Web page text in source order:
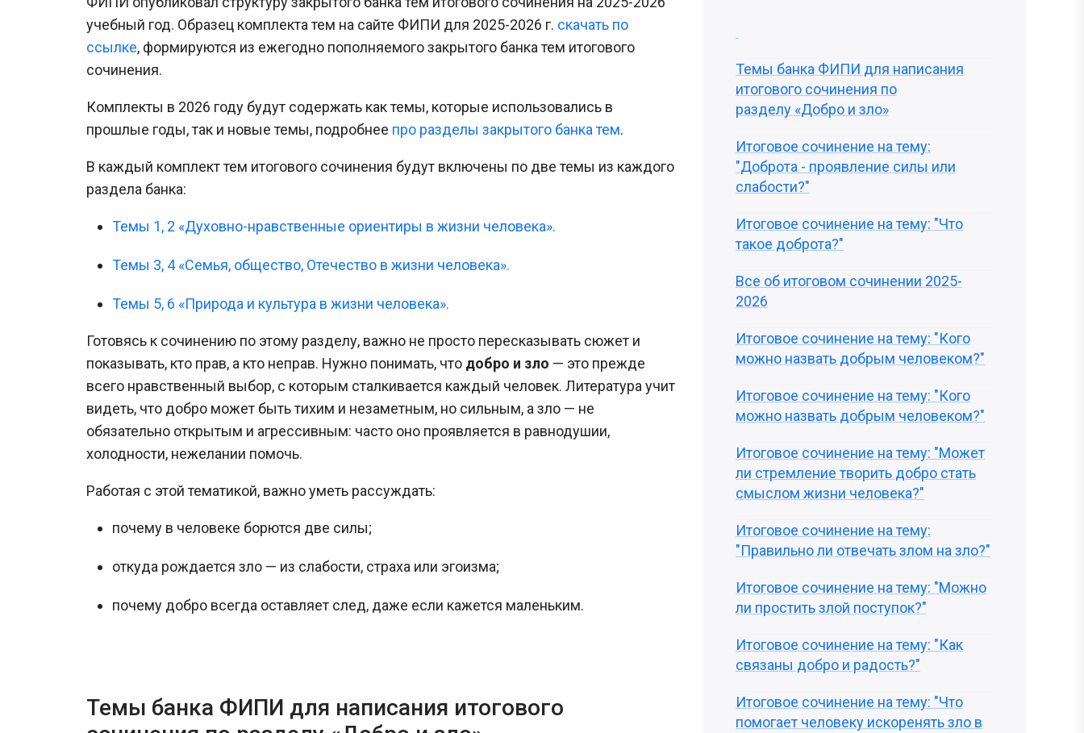
учебный год. Образец комплекта тем на сайте ФИПИ для 2025-2026 г. скачать по
ссылке, формируются из ежегодно пополняемого закрытого банка тем итогового
сочинения.
Комплекты в 2026 году будут содержать как темы, которые использовались в
прошлые годы, так и новые темы, подробнее про разделы закрытого банка тем.
В каждый комплект тем итогового сочинения будут включены по две темы из каждого
раздела банка:
Темы 1, 2 «Духовно-нравственные ориентиры в жизни человека».
Темы 3, 4 «Семья, общество, Отечество в жизни человека».
Темы 5, 6 «Природа и культура в жизни человека».
Готовясь к сочинению по этому разделу, важно не просто пересказывать сюжет и
показывать, кто прав, а кто неправ. Нужно понимать, что добро и зло — это прежде
всего нравственный выбор, с которым сталкивается каждый человек. Литература учит
видеть, что добро может быть тихим и незаметным, но сильным, а зло — не
обязательно открытым и агрессивным: часто оно проявляется в равнодушии,
холодности, нежелании помочь.
Работая с этой тематикой, важно уметь рассуждать:
почему в человеке борются две силы;
откуда рождается зло — из слабости, страха или эгоизма;
почему добро всегда оставляет след, даже если кажется маленьким.
Темы банка ФИПИ для написания итогового
Темы банка ФИПИ для написания
итогового сочинения по
разделу «Добро и зло»
Итоговое сочинение на тему:
"Доброта - проявление силы или
слабости?"
Итоговое сочинение на тему: "Что
такое доброта?"
Все об итоговом сочинении 2025-
2026
Итоговое сочинение на тему: "Кого
можно назвать добрым человеком?"
Итоговое сочинение на тему: "Кого
можно назвать добрым человеком?"
Итоговое сочинение на тему: "Может
ли стремление творить добро стать
смыслом жизни человека?"
Итоговое сочинение на тему:
"Правильно ли отвечать злом на зло?"
Итоговое сочинение на тему: "Можно
ли простить злой поступок?"
Итоговое сочинение на тему: "Как
связаны добро и радость?"
Итоговое сочинение на тему: "Что
помогает человеку искоренять зло в